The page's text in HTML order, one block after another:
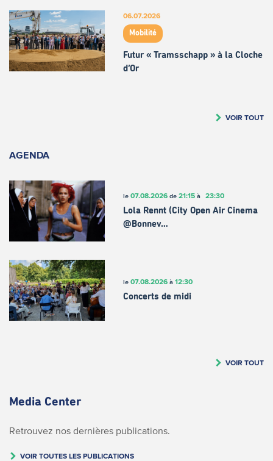
06.07.2026
Mobilité
Futur « Tramsschapp » à la Cloche
d’Or
VOIR TOUT
AGENDA
le 07.08.2026de 21:15à 23:30
Lola Rennt (City Open Air Cinema
@Bonnev…
le 07.08.2026à 12:30
Concerts de midi
VOIR TOUT
Media Center
Retrouvez nos dernières publications.
VOIR TOUTES LES PUBLICATIONS